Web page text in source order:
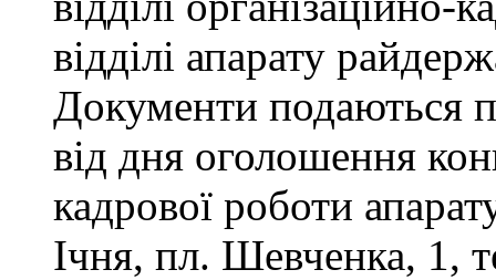
відділі апарату
Документи подаються
від дня оголошення
кадрової роботи
Ічня, пл. Шевченка, 1,